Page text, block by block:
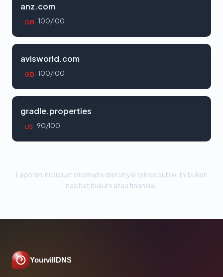
anz.com
GB 100/100
avisworld.com
GB 100/100
gradle.properties
US 90/100
Laporan ini dibuat otomatis dari sinyal teknis publik. Ini bukan
nasihat hukum atau finansial.
YourvillDNS